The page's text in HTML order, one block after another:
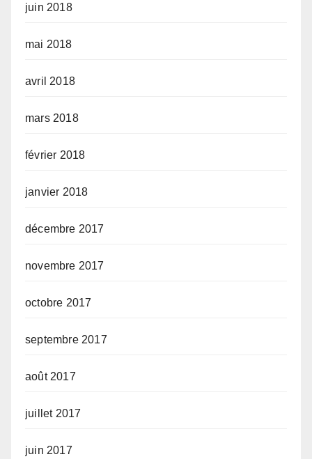
juin 2018
mai 2018
avril 2018
mars 2018
février 2018
janvier 2018
décembre 2017
novembre 2017
octobre 2017
septembre 2017
août 2017
juillet 2017
juin 2017